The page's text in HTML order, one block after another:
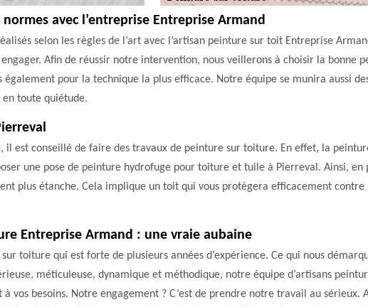
avec l’entreprise Entreprise Armand
selon les règles de l’art avec l’artisan peinture sur toit Entreprise
Afin de réussir notre intervention, nous veillerons à choisir la bonne
pour la technique la plus efficace. Notre équipe se munira aussi
toute quiétude.
il est conseillé de faire des travaux de peinture sur toiture. En effet, la
une pose de peinture hydrofuge pour toiture et tuile à Pierreval. Ainsi,
plus étanche. Cela implique un toit qui vous protègera efficacement
Entreprise Armand : une vraie aubaine
toiture qui est forte de plusieurs années d’expérience. Ce qui nous
méticuleuse, dynamique et méthodique, notre équipe d’artisans
vos besoins. Notre engagement ? C’est de prendre notre travail au sérieux.